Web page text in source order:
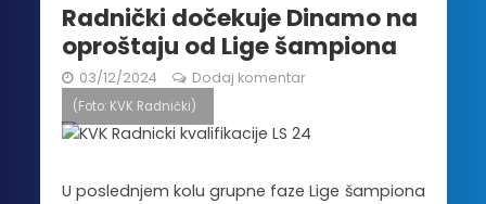
Radnički dočekuje Dinamo na
oproštaju od Lige šampiona
03/12/2024 Dodaj komentar
(Foto: KVK Radnički)
U poslednjem kolu grupne faze Lige šampiona